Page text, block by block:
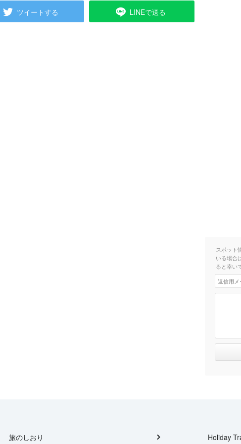
ツイートする LINEで送る
スポット
いる場合
ると幸い
旅のしおり Holiday